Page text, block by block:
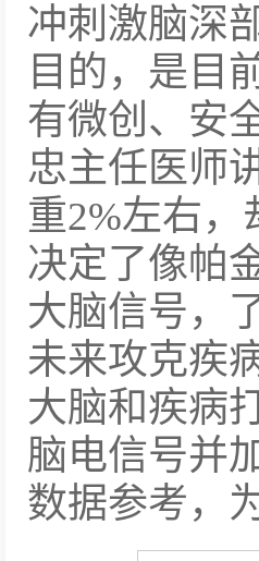
冲刺激脑深
目的，是目
有微创、安
忠主任医师
重2%左右
决定了像帕
大脑信号，
未来攻克疾
大脑和疾病
脑电信号并
数据参考，